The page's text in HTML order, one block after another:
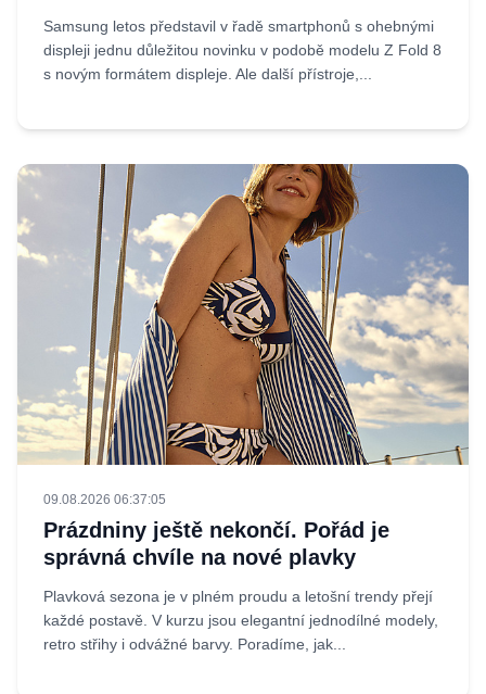
Samsung letos představil v řadě smartphonů s ohebnými
displeji jednu důležitou novinku v podobě modelu Z Fold 8
s novým formátem displeje. Ale další přístroje,...
09.08.2026 06:37:05
Prázdniny ještě nekončí. Pořád je
správná chvíle na nové plavky
Plavková sezona je v plném proudu a letošní trendy přejí
každé postavě. V kurzu jsou elegantní jednodílné modely,
retro střihy i odvážné barvy. Poradíme, jak...